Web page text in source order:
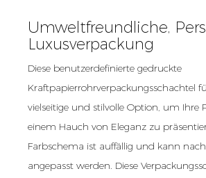
Umweltfreundliche,
Luxusverpackung
Diese benutzerdefinierte gedruckte
Kraftpapierrohrverpackungsschachtel
vielseitige und stilvolle Option, um Ihre
einem Hauch von Eleganz zu
Farbschema ist auffällig und kann
angepasst werden. Diese